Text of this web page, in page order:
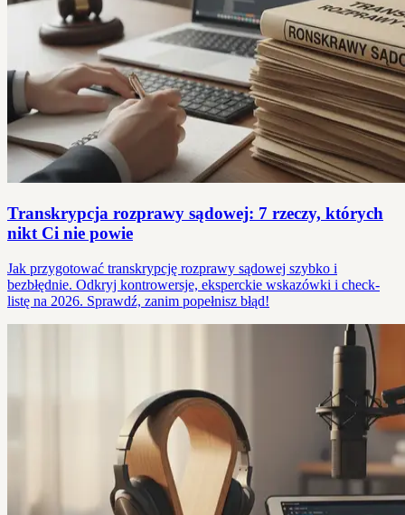
Transkrypcja rozprawy sądowej: 7 rzeczy, których
nikt Ci nie powie
Jak przygotować transkrypcję rozprawy sądowej szybko i
bezbłędnie. Odkryj kontrowersje, eksperckie wskazówki i check-
listę na 2026. Sprawdź, zanim popełnisz błąd!